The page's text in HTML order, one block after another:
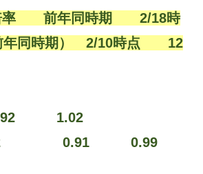
前年同時期 2/18時
年同時期） 2/10時点 12
0.92 1.02
0.91 0.99